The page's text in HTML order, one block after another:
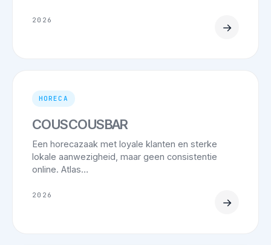
2026
→
HORECA
COUSCOUSBAR
Een horecazaak met loyale klanten en sterke
lokale aanwezigheid, maar geen consistentie
online. Atlas…
2026
→